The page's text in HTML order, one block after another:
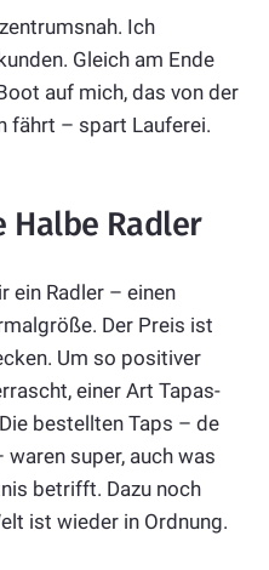
Ich
Gleich am Ende
auf mich, das von der
fährt – spart Lauferei.
Halbe Radler
ein Radler – einen
Der Preis ist
Um so positiver
einer Art Tapas-
bestellten Taps – de
super, auch was
betrifft. Dazu noch
ist wieder in Ordnung.